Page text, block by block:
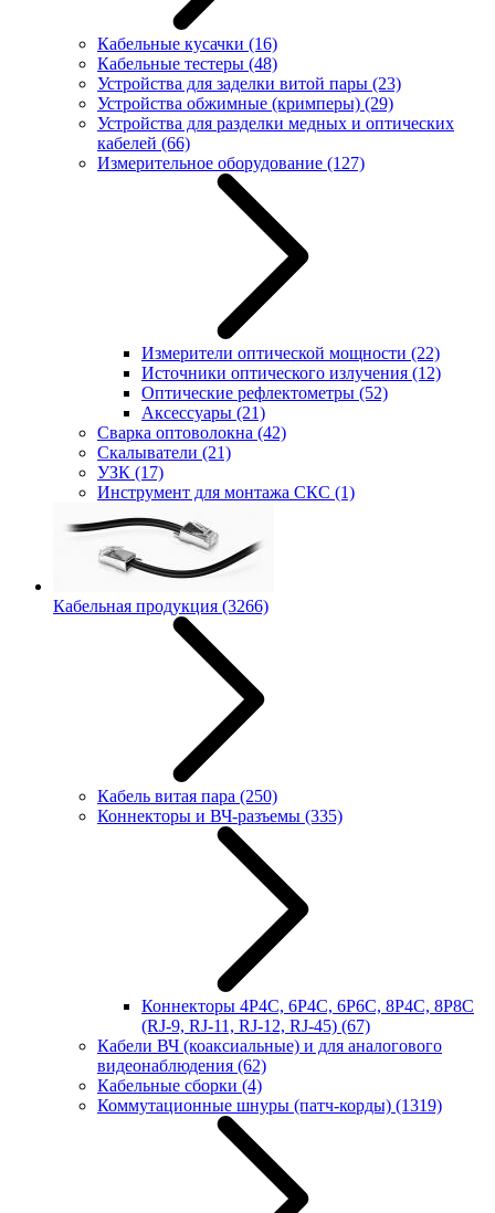
Кабельные кусачки (16)
Кабельные тестеры (48)
Устройства для заделки витой пары (23)
Устройства обжимные (кримперы) (29)
Устройства для разделки медных и оптических
кабелей (66)
Измерительное оборудование (127)
Измерители оптической мощности (22)
Источники оптического излучения (12)
Оптические рефлектометры (52)
Аксессуары (21)
Сварка оптоволокна (42)
Скалыватели (21)
УЗК (17)
Инструмент для монтажа СКС (1)
Кабельная продукция (3266)
Кабель витая пара (250)
Коннекторы и ВЧ-разъемы (335)
Коннекторы 4P4C, 6P4C, 6P6C, 8P4C, 8P8C
(RJ-9, RJ-11, RJ-12, RJ-45) (67)
Кабели ВЧ (коаксиальные) и для аналогового
видеонаблюдения (62)
Кабельные сборки (4)
Коммутационные шнуры (патч-корды) (1319)